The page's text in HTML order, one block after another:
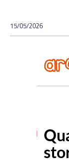
15/05/2026